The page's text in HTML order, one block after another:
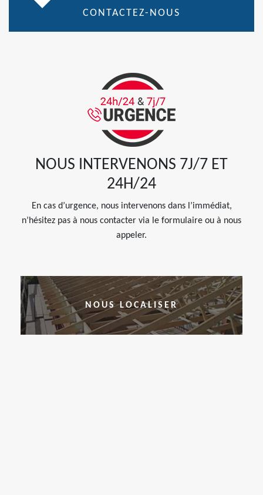
CONTACTEZ-NOUS
NOUS INTERVENONS 7J/7 ET
24H/24
En cas d’urgence, nous intervenons dans l’immédiat,
n’hésitez pas à nous contacter via le formulaire ou à nous
appeler.
NOUS LOCALISER